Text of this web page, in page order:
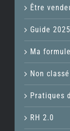
Être
Guide
Ma formule
Non classé
Pratiques
RH 2.0